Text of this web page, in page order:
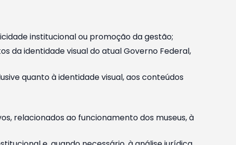
institucional ou promoção da gestão;
da identidade visual do atual Governo Federal,
quanto à identidade visual, aos conteúdos
relacionados ao funcionamento dos museus, à